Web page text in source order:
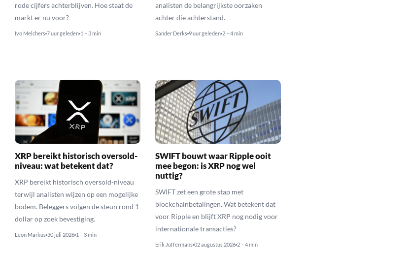
rode cijfers achterblijven. Hoe staat de
markt er nu voor?
Ivo Melchers 7 uur geleden 1 – 3 min
analisten de belangrijkste oorzaken
achter die achterstand.
Sander Derks 9 uur geleden 2 – 4 min
XRP bereikt historisch oversold-
niveau: wat betekent dat?
XRP bereikt historisch oversold-niveau
terwijl analisten wijzen op een mogelijke
bodem. Beleggers volgen de steun rond 1
dollar op zoek bevestiging.
Leon Markus 30 juli 2026 1 – 3 min
SWIFT bouwt waar Ripple ooit
mee begon: is XRP nog wel
nuttig?
SWIFT zet een grote stap met
blockchainbetalingen. Wat betekent dat
voor Ripple en blijft XRP nog nodig voor
internationale transacties?
Erik Juffermans 02 augustus 2026 2 – 4 min